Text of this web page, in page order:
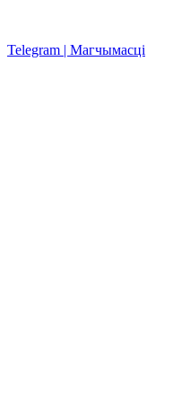
Telegram | Магчымасці